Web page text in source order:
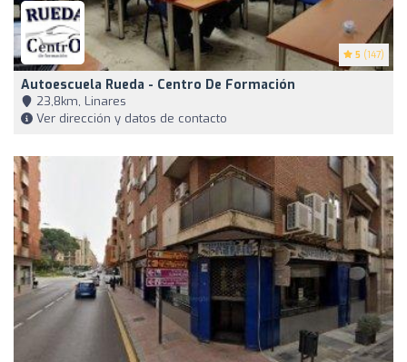
5 (147)
Autoescuela Rueda - Centro De Formación
23,8km, Linares
Ver dirección y datos de contacto